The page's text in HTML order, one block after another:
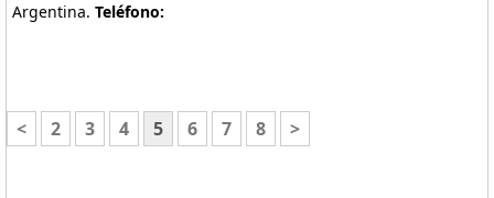
Argentina. Teléfono:
< 2 3 4 5 6 7 8 >